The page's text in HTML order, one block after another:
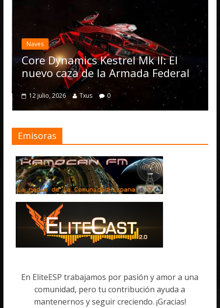
Naves
Core Dynamics Kestrel Mk II: El
nuevo caza de la Armada Federal
12 julio, 2026 Txus 0
Emisoras
En EliteESP trabajamos por pasión y amor a una
comunidad, pero tu contribución ayuda a
mantenernos y seguir creciendo. ¡Gracias!